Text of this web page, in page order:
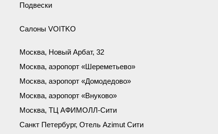
Подвески
Салоны VOITKO
Москва, Новый Арбат, 32
Москва, аэропорт «Шереметьево»
Москва, аэропорт «Домодедово»
Москва, аэропорт «Внуково»
Москва, ТЦ АФИМОЛЛ-Сити
Санкт Петербург, Отель Azimut Сити